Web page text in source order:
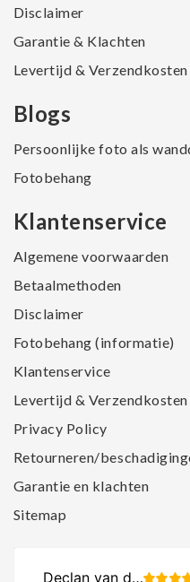
Disclaimer
Garantie & Klachten
Levertijd & Verzendkosten
Blogs
Persoonlijke foto als
Fotobehang
Klantenservice
Algemene voorwaarden
Betaalmethoden
Disclaimer
Fotobehang (informatie)
Klantenservice
Levertijd & Verzendkosten
Privacy Policy
Retourneren/
Garantie en klachten
Sitemap